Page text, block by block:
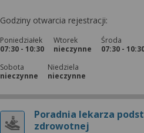
Godziny otwarcia rejestracji:
Poniedziałek
07:30 - 10:30
Wtorek
nieczynne
Środa
07:30 -
Sobota
nieczynne
Niedziela
nieczynne
Poradnia lekarza
zdrowotnej